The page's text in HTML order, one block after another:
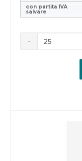
con partita IVA
salvare